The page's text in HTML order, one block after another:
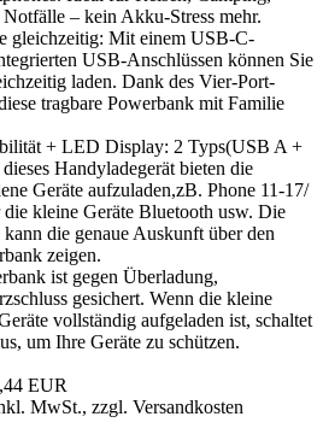
Notfälle – kein Akku-Stress mehr.
gleichzeitig: Mit einem USB-C-
USB-Anschlüssen können Sie
laden. Dank des Vier-Port-
tragbare Powerbank mit Familie
+ LED Display: 2 Typs(USB A +
Handyladegerät bieten die
Geräte aufzuladen,zB. Phone 11-17/
kleine Geräte Bluetooth usw. Die
die genaue Auskunft über den
zeigen.
ist gegen Überladung,
gesichert. Wenn die kleine
vollständig aufgeladen ist, schaltet
um Ihre Geräte zu schützen.
EUR
MwSt., zzgl. Versandkosten